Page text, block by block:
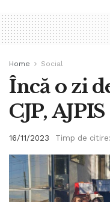
Home Social
Încă o zi
CJP,
16/11/2023 Timp de